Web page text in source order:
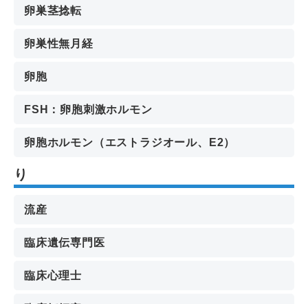
卵巣茎捻転
卵巣性無月経
卵胞
FSH：卵胞刺激ホルモン
卵胞ホルモン（エストラジオール、E2）
り
流産
臨床遺伝専門医
臨床心理士